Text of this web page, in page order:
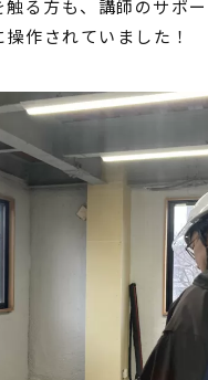
る方も、講師のサポ
操作されていました！